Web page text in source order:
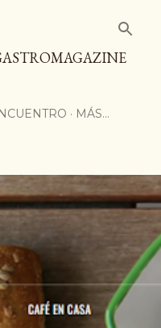
MÁS…